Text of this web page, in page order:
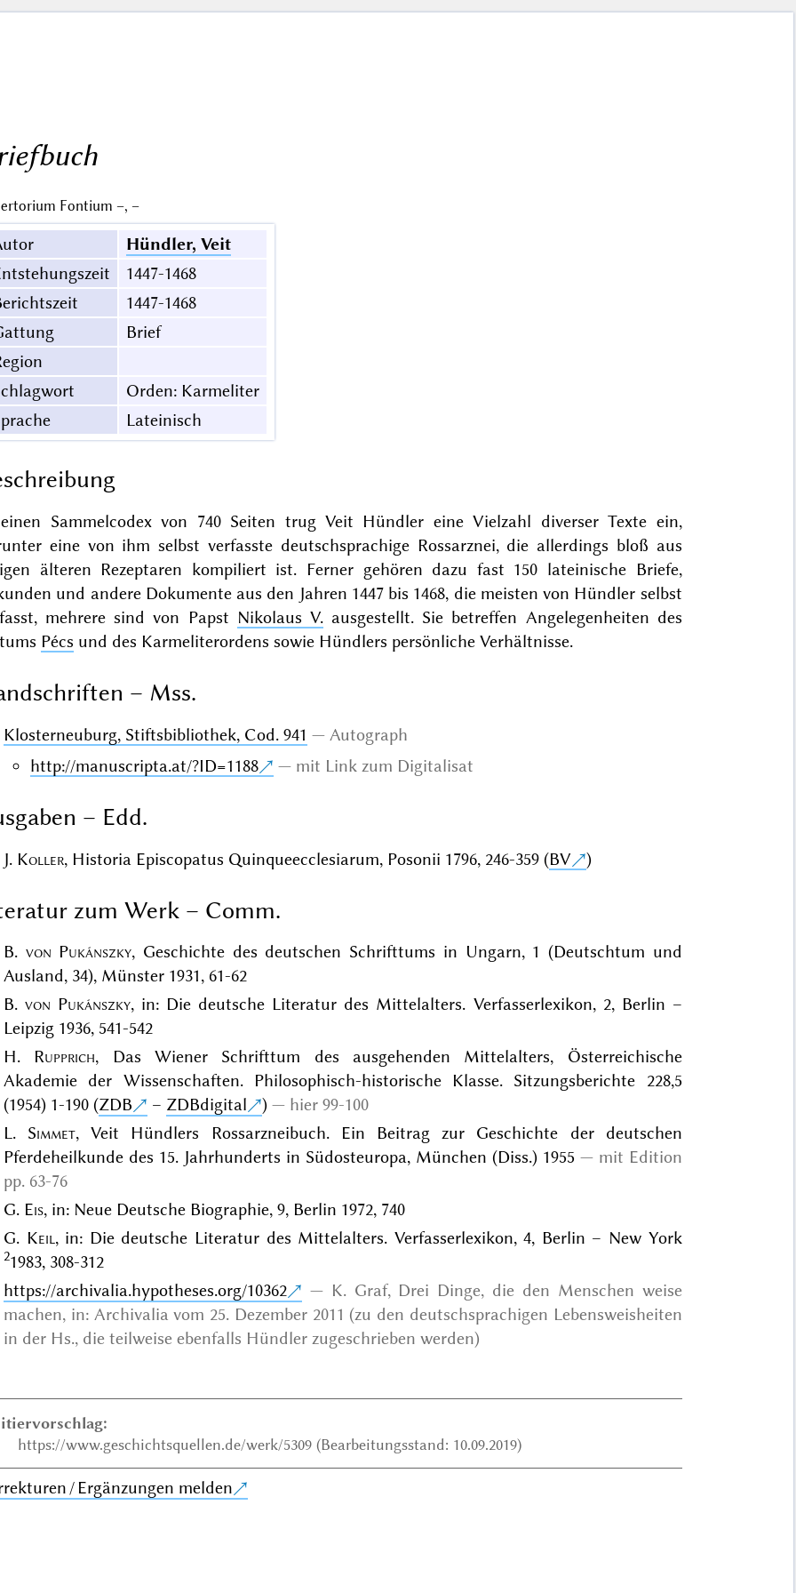
Fontium –, –
Hündler, Veit
1447-1468
1447-1468
Brief
Orden: Karmeliter
Lateinisch
Sammelcodex von 740 Seiten trug Veit Hündler eine Vielzahl diverser Texte ein,
eine von ihm selbst verfasste deutschsprachige Rossarznei, die allerdings bloß aus
älteren Rezeptaren kompiliert ist. Ferner gehören dazu fast 150 lateinische Briefe,
und andere Dokumente aus den Jahren 1447 bis 1468, die meisten von Hündler selbst
mehrere sind von Papst Nikolaus V.ausgestellt. Sie betreffen Angelegenheiten des
Pécs und des Karmeliterordens sowie Hündlers persönliche Verhältnisse.
– Mss.
Klosterneuburg, Stiftsbibliothek, Cod. 941
Autograph
http://manuscripta.at/?ID=1188
mit Link zum Digitalisat
– Edd.
J. Koller, Historia Episcopatus Quinqueecclesiarum, Posonii 1796, 246-359 (BV )
zum Werk – Comm.
B. von Pukánszky, Geschichte des deutschen Schrifttums in Ungarn, 1 (Deutschtum und
Ausland, 34), Münster 1931, 61-62
B.von Pukánszky, in: Die deutsche Literatur des Mittelalters. Verfasserlexikon, 2, Berlin –
Leipzig 1936, 541-542
H. Rupprich, Das Wiener Schrifttum des ausgehenden Mittelalters, Österreichische
Akademie der Wissenschaften. Philosophisch-historische Klasse. Sitzungsberichte 228,5
(1954) 1-190 (ZDB – ZDBdigital )
hier 99-100
L. Simmet, Veit Hündlers Rossarzneibuch. Ein Beitrag zur Geschichte der deutschen
Pferdeheilkunde des 15. Jahrhunderts in Südosteuropa, München (Diss.) 1955
mit Edition
pp. 63-76
G. Eis, in: Neue Deutsche Biographie, 9, Berlin 1972, 740
G. Keil, in: Die deutsche Literatur des Mittelalters. Verfasserlexikon, 4, Berlin – New York
21983, 308-312
https://archivalia.hypotheses.org/10362
K. Graf, Drei Dinge, die den Menschen weise
machen, in: Archivalia vom 25. Dezember 2011 (zu den deutschsprachigen Lebensweisheiten
in der Hs., die teilweise ebenfalls Hündler zugeschrieben werden)
https://www.geschichtsquellen.de/werk/5309 (Bearbeitungsstand: 10.09.2019)
/ Ergänzungen melden